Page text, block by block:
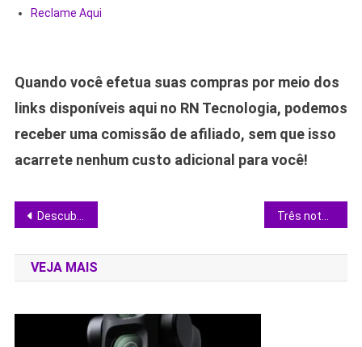
Reclame Aqui
Quando você efetua suas compras por meio dos
links disponíveis aqui no RN Tecnologia, podemos
receber uma comissão de afiliado, sem que isso
acarrete nenhum custo adicional para você!
Navegação
de
Post
Descubra 3 fones TWS com ANC, bateria estendida e preço abaixo de R$ 350
VEJA MAIS